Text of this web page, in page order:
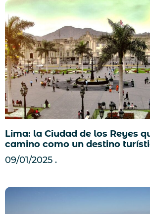
Lima: la Ciudad de los Reyes
camino como un destino
09/01/2025